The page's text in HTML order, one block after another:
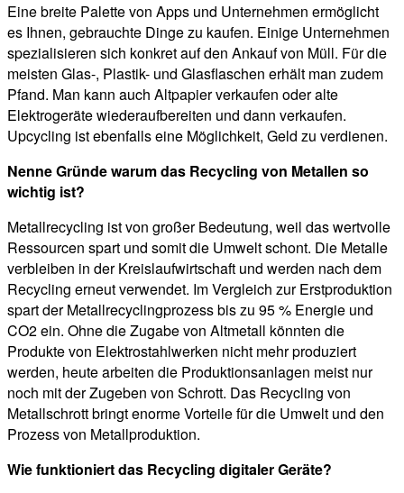
Eine breite Palette von Apps und Unternehmen ermöglicht
es Ihnen, gebrauchte Dinge zu kaufen. Einige Unternehmen
spezialisieren sich konkret auf den Ankauf von Müll. Für die
meisten Glas-, Plastik- und Glasflaschen erhält man zudem
Pfand. Man kann auch Altpapier verkaufen oder alte
Elektrogeräte wiederaufbereiten und dann verkaufen.
Upcycling ist ebenfalls eine Möglichkeit, Geld zu verdienen.
Nenne Gründe warum das Recycling von Metallen so
wichtig ist?
Metallrecycling ist von großer Bedeutung, weil das wertvolle
Ressourcen spart und somit die Umwelt schont. Die Metalle
verbleiben in der Kreislaufwirtschaft und werden nach dem
Recycling erneut verwendet. Im Vergleich zur Erstproduktion
spart der Metallrecyclingprozess bis zu 95 % Energie und
CO2 ein. Ohne die Zugabe von Altmetall könnten die
Produkte von Elektrostahlwerken nicht mehr produziert
werden, heute arbeiten die Produktionsanlagen meist nur
noch mit der Zugeben von Schrott. Das Recycling von
Metallschrott bringt enorme Vorteile für die Umwelt und den
Prozess von Metallproduktion.
Wie funktioniert das Recycling digitaler Geräte?